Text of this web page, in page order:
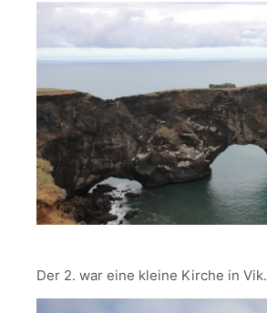
Der 2. war eine kleine Kirche in Vik.